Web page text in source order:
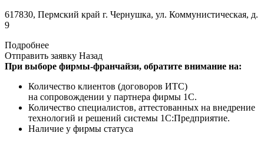
617830, Пермский край г. Чернушка, ул. Коммунистическая, д.
9
Подробнее
Отправить заявку Назад
При выборе фирмы-франчайзи, обратите внимание на:
Количество клиентов (договоров ИТС)
на сопровождении у партнера фирмы 1С.
Количество специалистов, аттестованных на внедрение
технологий и решений системы 1С:Предприятие.
Наличие у фирмы статуса